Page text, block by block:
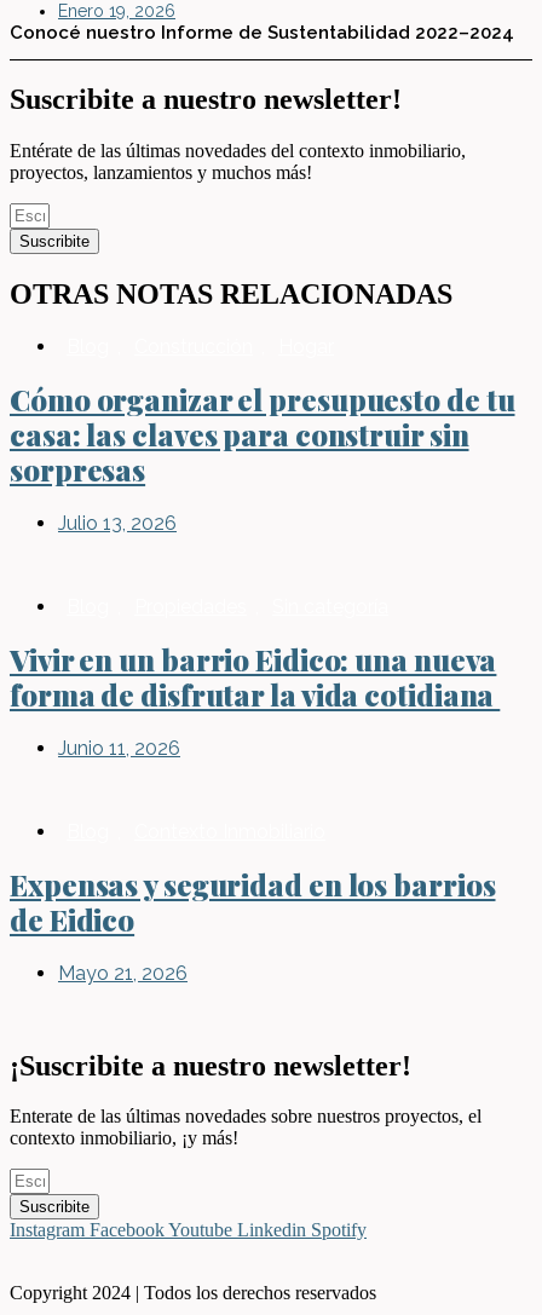
Enero 19, 2026
Conocé nuestro Informe de Sustentabilidad 2022–2024
Suscribite a nuestro newsletter!
Entérate de las últimas novedades del contexto inmobiliario,
proyectos, lanzamientos y muchos más!
Suscribite
OTRAS NOTAS RELACIONADAS
Cómo organizar el presupuesto de tu
casa: las claves para construir sin
sorpresas
Julio 13, 2026
Vivir en un barrio Eidico: una nueva
forma de disfrutar la vida cotidiana
Junio 11, 2026
Expensas y seguridad en los barrios
de Eidico
Mayo 21, 2026
¡Suscribite a nuestro newsletter!
Enterate de las últimas novedades sobre nuestros proyectos, el
contexto inmobiliario, ¡y más!
Suscribite
Instagram FacebookYoutube Linkedin Spotify
Copyright 2024 | Todos los derechos reservados